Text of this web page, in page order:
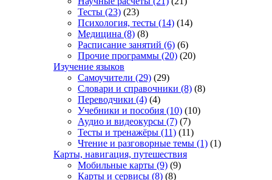
Тесты (23) (23)
Психология, тесты (14) (14)
Медицина (8) (8)
Расписание занятий (6) (6)
Прочие программы (20) (20)
Изучение языков
Самоучители (29) (29)
Словари и справочники (8) (8)
Переводчики (4) (4)
Учебники и пособия (10) (10)
Аудио и видеокурсы (7) (7)
Тесты и тренажёры (11) (11)
Чтение и разговорные темы (1) (1)
Карты, навигация, путешествия
Мобильные карты (9) (9)
Карты и сервисы (8) (8)